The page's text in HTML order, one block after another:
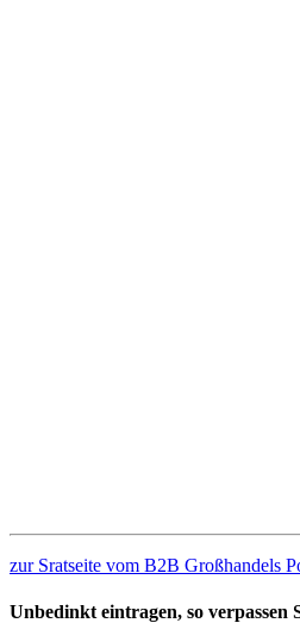
zur Sratseite vom B2B Großhandels
Unbedinkt eintragen, so verpassen